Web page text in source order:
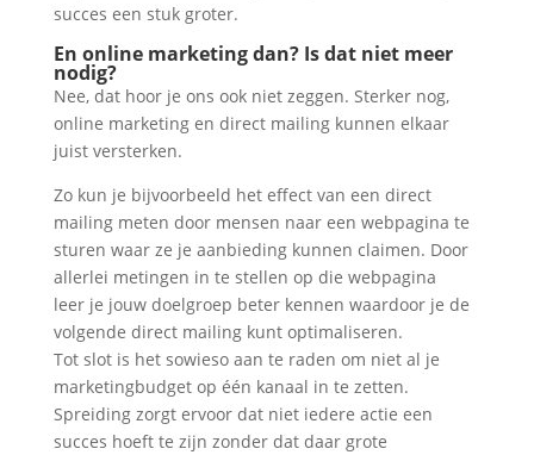
succes een stuk groter.
En online marketing dan? Is dat niet meer
nodig?
Nee, dat hoor je ons ook niet zeggen. Sterker nog,
online marketing en direct mailing kunnen elkaar
juist versterken.
Zo kun je bijvoorbeeld het effect van een direct
mailing meten door mensen naar een webpagina te
sturen waar ze je aanbieding kunnen claimen. Door
allerlei metingen in te stellen op die webpagina
leer je jouw doelgroep beter kennen waardoor je de
volgende direct mailing kunt optimaliseren.
Tot slot is het sowieso aan te raden om niet al je
marketingbudget op één kanaal in te zetten.
Spreiding zorgt ervoor dat niet iedere actie een
succes hoeft te zijn zonder dat daar grote